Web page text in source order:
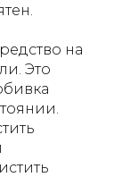
на
Это